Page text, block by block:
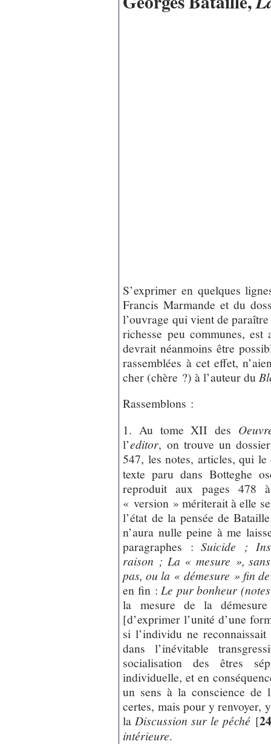
S’exprimer en quelques
Francis Marmande et du
l’ouvrage qui vient de
richesse peu communes, est
devrait néanmoins être
rassemblées à cet effet,
cher (chère ?) à l’auteur du
Rassemblons :
1. Au tome XII des
l’editor, on trouve un
547, les notes, articles, qui le
texte paru dans Botteghe
reproduit aux pages 478
« version » mériterait à elle
l’état de la pensée de
n’aura nulle peine à me
paragraphes :Suicide ;
raison ; La « mesure »,
pas, ou la « démesure » fin
en fin : Le pur bonheur
la mesure de la
[d’exprimer l’unité d’une
si l’individu ne
dans l’inévitable
socialisation des êtres
individuelle, et en
un sens à la conscience de
certes, mais pour y renvoyer,
la Discussion sur le péché[24
intérieure.